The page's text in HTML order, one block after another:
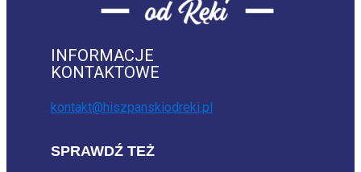
INFORMACJE
KONTAKTOWE
kontakt@hiszpanskiodreki.pl
SPRAWDŹ TEŻ